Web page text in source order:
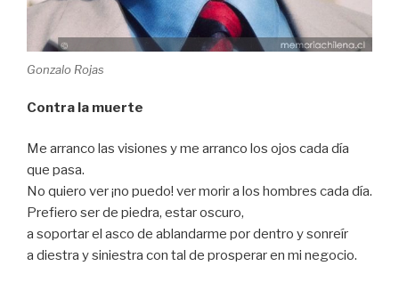
Gonzalo Rojas
Contra la muerte
Me arranco las visiones y me arranco los ojos cada día
que pasa.
No quiero ver ¡no puedo! ver morir a los hombres cada día.
Prefiero ser de piedra, estar oscuro,
a soportar el asco de ablandarme por dentro y sonreír
a diestra y siniestra con tal de prosperar en mi negocio.